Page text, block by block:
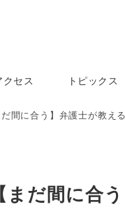
クセス トピックス
合う】弁護士が教える、働
だ間に合う